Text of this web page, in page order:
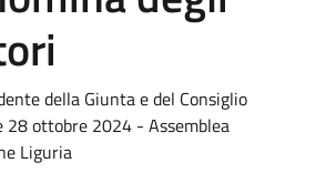
della Giunta e del Consiglio
28 ottobre 2024 - Assemblea
Liguria